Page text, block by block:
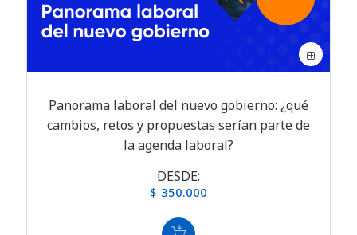
Panorama laboral del nuevo gobierno: ¿qué
cambios, retos y propuestas serían parte de
la agenda laboral?
DESDE:
$ 350.000